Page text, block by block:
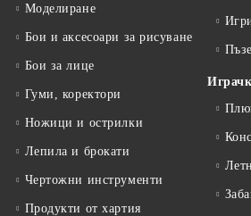
Моделиране
Бои и аксесоари за рисуване
Бои за лице
Гуми, коректори
Ножици и острилки
Лепила и брокати
Чертожни инструменти
Продукти от хартия